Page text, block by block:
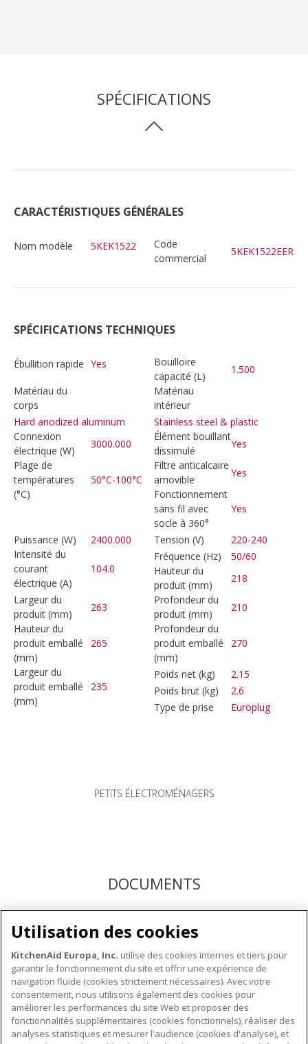
SPÉCIFICATIONS
CARACTÉRISTIQUES GÉNÉRALES
Nom modèle 5KEK1522
Code
commercial
5KEK1522EER
SPÉCIFICATIONS TECHNIQUES
Ébullition rapide Yes
Bouilloire
capacité (L)
1.500
Matériau du
corps
Hard anodized aluminum
Matériau
intérieur
Stainless steel & plastic
Connexion
électrique (W)
3000.000
Élément bouillant
dissimulé
Yes
Plage de
températures
(°C)
50°C-100°C
Filtre anticalcaire
amovible
Yes
Fonctionnement
sans fil avec
socle à 360°
Yes
Puissance (W) 2400.000 Tension (V)
220-240
Intensité du
courant
électrique (A)
104.0
Fréquence (Hz)
50/60
Hauteur du
produit (mm)
218
Largeur du
produit (mm)
263
Profondeur du
produit (mm)
210
Hauteur du
produit emballé
(mm)
265
Profondeur du
produit emballé
(mm)
270
Largeur du
produit emballé
(mm)
235
Poids net (kg)
2.15
Poids brut (kg)
2.6
Type de prise
Europlug
PETITS ÉLECTROMÉNAGERS
DOCUMENTS
Téléchargez les modes d'emploi ici ou enregistrez votre
produit pour bénéficier du service après-vente KitchenAid
À PROPOS DE KITCHENAID
Utilisation des cookies
KitchenAid Europa, Inc. utilise des cookies internes et tiers pour
garantir le fonctionnement du site et offrir une expérience de
navigation fluide (cookies strictement nécessaires). Avec votre
consentement, nous utilisons également des cookies pour
améliorer les performances du site Web et proposer des
fonctionnalités supplémentaires (cookies fonctionnels), réaliser des
analyses statistiques et mesurer l'audience (cookies d'analyse), et